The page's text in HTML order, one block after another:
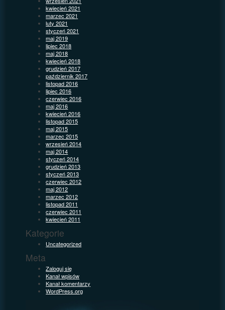
kwiecień 2021
marzec 2021
luty 2021
styczeń 2021
maj 2019
lipiec 2018
maj 2018
kwiecień 2018
grudzień 2017
październik 2017
listopad 2016
lipiec 2016
czerwiec 2016
maj 2016
kwiecień 2016
listopad 2015
maj 2015
marzec 2015
wrzesień 2014
maj 2014
styczeń 2014
grudzień 2013
styczeń 2013
czerwiec 2012
maj 2012
marzec 2012
listopad 2011
czerwiec 2011
kwiecień 2011
Kategorie
Uncategorized
Meta
Zaloguj się
Kanał wpisów
Kanał komentarzy
WordPress.org